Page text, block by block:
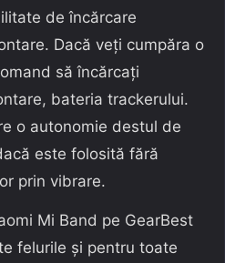
de încărcare
Dacă veți cumpăra o
să încărcați
bateria trackerului.
o autonomie destul de
este folosită fără
prin vibrare.
Mi Band pe GearBest
felurile și pentru toate